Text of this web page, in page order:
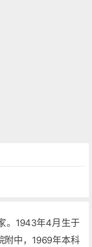
。1943年4月生于
附中，1969年本科